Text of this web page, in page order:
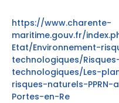
https://www.charente-
maritime.gouv.fr/
Etat/Environnement-
technologiques/
technologiques/Les-
risques-naturels-
Portes-en-Re